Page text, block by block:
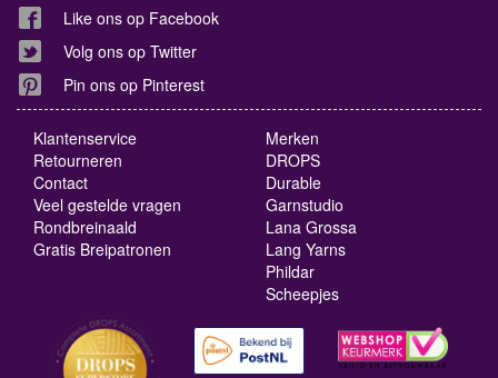
Like ons op Facebook
Volg ons op Twitter
Pin ons op Pinterest
Klantenservice
Retourneren
Contact
Veel gestelde vragen
Rondbreinaald
Gratis Breipatronen
Merken
DROPS
Durable
Garnstudio
Lana Grossa
Lang Yarns
Phildar
Scheepjes